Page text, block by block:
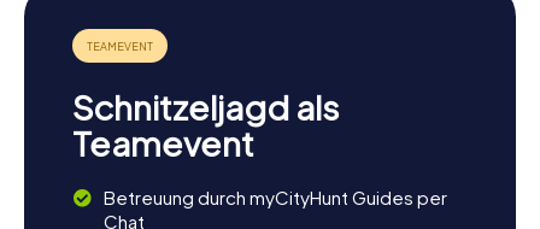
Schnitzeljagd als
Teamevent
Betreuung durch myCityHunt Guides per
Chat